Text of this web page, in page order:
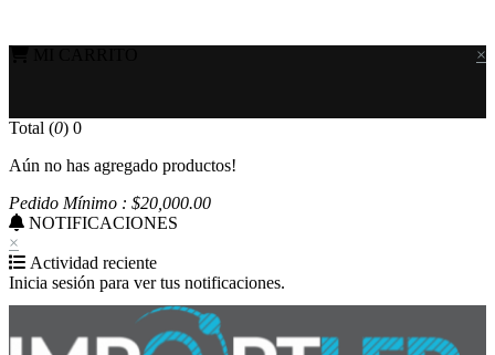
×
Total (0) 0
Aún no has agregado productos!
Pedido Mínimo : $20,000.00
NOTIFICACIONES
×
Actividad reciente
Inicia sesión para ver tus notificaciones.